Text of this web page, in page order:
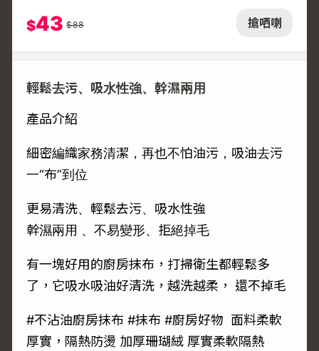
搶哂喇
$43 $88
輕鬆去污、吸水性強、幹濕兩用
產品介紹
細密編織家務清潔，再也不怕油污，吸油去污
一“布”到位
更易清洗、輕鬆去污、吸水性強
幹濕兩用 、不易變形、拒絕掉毛
有一塊好用的廚房抹布，打掃衛生都輕鬆多
了，它吸水吸油好清洗，越洗越柔， 還不掉毛
#不沾油廚房抹布 #抹布 #廚房好物 面料柔軟
厚實，隔熱防燙 加厚珊瑚絨 厚實柔軟隔熱